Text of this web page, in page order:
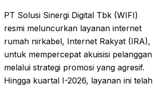
PT Solusi Sinergi Digital Tbk (WIFI)
resmi meluncurkan layanan internet
rumah nirkabel, Internet Rakyat (IRA),
untuk mempercepat akuisisi pelanggan
melalui strategi promosi yang agresif.
Hingga kuartal I-2026, layanan ini telah